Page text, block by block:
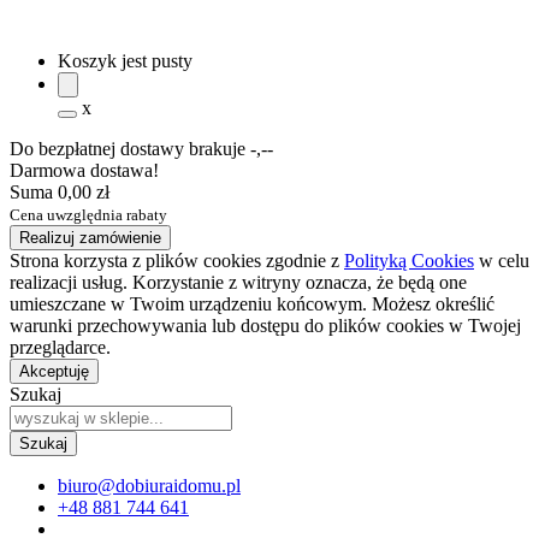
Koszyk jest pusty
x
Do bezpłatnej dostawy brakuje -,--
Darmowa dostawa!
Suma 0,00 zł
Cena uwzględnia rabaty
Realizuj zamówienie
Strona korzysta z plików cookies zgodnie z Polityką Cookies w celu
realizacji usług. Korzystanie z witryny oznacza, że będą one
umieszczane w Twoim urządzeniu końcowym. Możesz określić
warunki przechowywania lub dostępu do plików cookies w Twojej
przeglądarce.
Akceptuję
Szukaj
biuro@dobiuraidomu.pl
+48 881 744 641